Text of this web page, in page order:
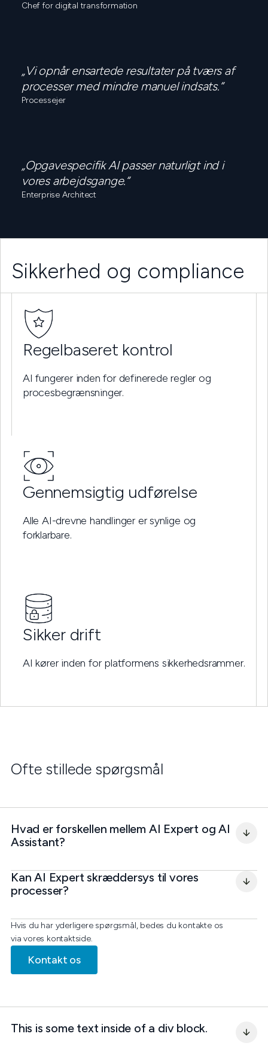
Chef for digital transformation
„Vi opnår ensartede resultater på tværs af
processer med mindre manuel indsats.“
Processejer
„Opgavespecifik AI passer naturligt ind i
vores arbejdsgange.“
Enterprise Architect
Sikkerhed og compliance
Regelbaseret kontrol
AI fungerer inden for definerede regler og
procesbegrænsninger.
Gennemsigtig udførelse
Alle AI-drevne handlinger er synlige og
forklarbare.
Sikker drift
AI kører inden for platformens sikkerhedsrammer.
Ofte stillede spørgsmål
Hvis du har yderligere spørgsmål, bedes du kontakte os
via vores kontaktside.
Kontakt os
Hvad er forskellen mellem AI Expert og AI
Assistant?
Kan AI Expert skræddersys til vores
processer?
This is some text inside of a div block.